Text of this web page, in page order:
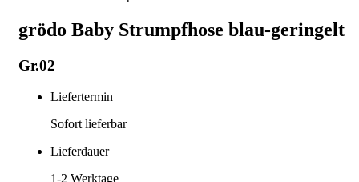
grödo Baby Strumpfhose blau-geringelt
Gr.02
Liefertermin
Sofort lieferbar
Lieferdauer
1-2 Werktage